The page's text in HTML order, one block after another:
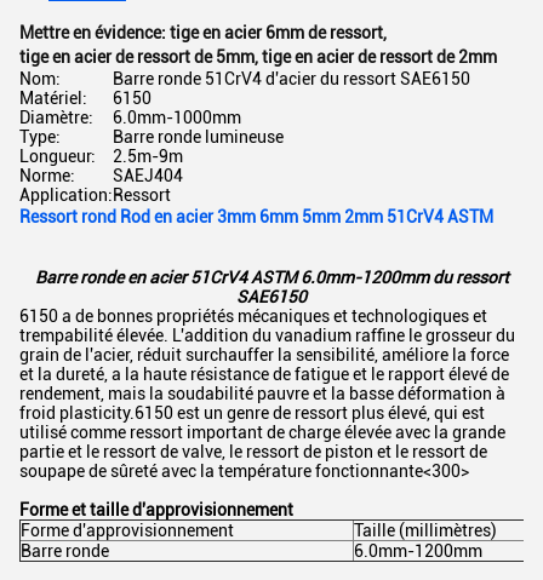
Mettre en évidence: tige en acier 6mm de ressort,
tige en acier de ressort de 5mm,tige en acier de ressort de 2mm
Nom:
Barre ronde 51CrV4 d'acier du ressort SAE6150
Matériel:
6150
Diamètre:
6.0mm-1000mm
Type:
Barre ronde lumineuse
Longueur:
2.5m-9m
Norme:
SAEJ404
Application:Ressort
Ressort rond Rod en acier 3mm 6mm 5mm 2mm 51CrV4 ASTM
Barre ronde en acier 51CrV4 ASTM 6.0mm-1200mm du ressort
SAE6150
6150 a de bonnes propriétés mécaniques et technologiques et
trempabilité élevée. L'addition du vanadium raffine le grosseur du
grain de l'acier, réduit surchauffer la sensibilité, améliore la force
et la dureté, a la haute résistance de fatigue et le rapport élevé de
rendement, mais la soudabilité pauvre et la basse déformation à
froid plasticity.6150 est un genre de ressort plus élevé, qui est
utilisé comme ressort important de charge élevée avec la grande
partie et le ressort de valve, le ressort de piston et le ressort de
soupape de sûreté avec la température fonctionnante<300>
Forme et taille d'approvisionnement
Forme d'approvisionnement
Taille (millimètres)
Barre ronde
6.0mm-1200mm